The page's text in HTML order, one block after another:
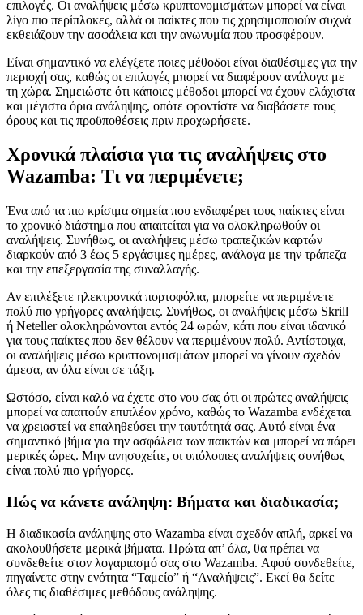
επιλογές. Οι αναλήψεις μέσω κρυπτονομισμάτων μπορεί να είναι
λίγο πιο περίπλοκες, αλλά οι παίκτες που τις χρησιμοποιούν συχνά
εκθειάζουν την ασφάλεια και την ανωνυμία που προσφέρουν.
Είναι σημαντικό να ελέγξετε ποιες μέθοδοι είναι διαθέσιμες για την
περιοχή σας, καθώς οι επιλογές μπορεί να διαφέρουν ανάλογα με
τη χώρα. Σημειώστε ότι κάποιες μέθοδοι μπορεί να έχουν ελάχιστα
και μέγιστα όρια ανάληψης, οπότε φροντίστε να διαβάσετε τους
όρους και τις προϋποθέσεις πριν προχωρήσετε.
Χρονικά πλαίσια για τις αναλήψεις στο
Wazamba: Τι να περιμένετε;
Ένα από τα πιο κρίσιμα σημεία που ενδιαφέρει τους παίκτες είναι
το χρονικό διάστημα που απαιτείται για να ολοκληρωθούν οι
αναλήψεις. Συνήθως, οι αναλήψεις μέσω τραπεζικών καρτών
διαρκούν από 3 έως 5 εργάσιμες ημέρες, ανάλογα με την τράπεζα
και την επεξεργασία της συναλλαγής.
Αν επιλέξετε ηλεκτρονικά πορτοφόλια, μπορείτε να περιμένετε
πολύ πιο γρήγορες αναλήψεις. Συνήθως, οι αναλήψεις μέσω Skrill
ή Neteller ολοκληρώνονται εντός 24 ωρών, κάτι που είναι ιδανικό
για τους παίκτες που δεν θέλουν να περιμένουν πολύ. Αντίστοιχα,
οι αναλήψεις μέσω κρυπτονομισμάτων μπορεί να γίνουν σχεδόν
άμεσα, αν όλα είναι σε τάξη.
Ωστόσο, είναι καλό να έχετε στο νου σας ότι οι πρώτες αναλήψεις
μπορεί να απαιτούν επιπλέον χρόνο, καθώς το Wazamba ενδέχεται
να χρειαστεί να επαληθεύσει την ταυτότητά σας. Αυτό είναι ένα
σημαντικό βήμα για την ασφάλεια των παικτών και μπορεί να πάρει
μερικές ώρες. Μην ανησυχείτε, οι υπόλοιπες αναλήψεις συνήθως
είναι πολύ πιο γρήγορες.
Πώς να κάνετε ανάληψη: Βήματα και διαδικασία;
Η διαδικασία ανάληψης στο Wazamba είναι σχεδόν απλή, αρκεί να
ακολουθήσετε μερικά βήματα. Πρώτα απ’ όλα, θα πρέπει να
συνδεθείτε στον λογαριασμό σας στο Wazamba. Αφού συνδεθείτε,
πηγαίνετε στην ενότητα “Ταμείο” ή “Αναλήψεις”. Εκεί θα δείτε
όλες τις διαθέσιμες μεθόδους ανάληψης.